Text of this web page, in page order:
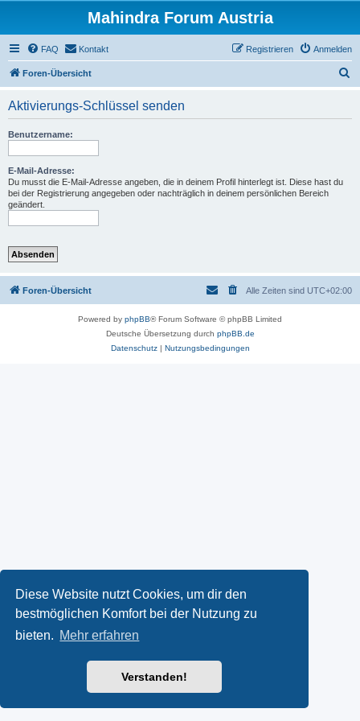
Diese Website nutzt Cookies, um dir den
bestmöglichen Komfort bei der Nutzung zu
bieten. Mehr erfahren
Verstanden!
Mahindra Forum Austria
FAQ Kontakt Anmelden
Registrieren
Foren-Übersicht
Aktivierungs-Schlüssel senden
Benutzername:
E-Mail-Adresse:
Du musst die E-Mail-Adresse angeben, die in deinem Profil hinterlegt ist. Diese hast du
bei der Registrierung angegeben oder nachträglich in deinem persönlichen Bereich
geändert.
Foren-Übersicht Alle Zeiten sind UTC+02:00
Powered by phpBB® Forum Software © phpBB Limited
Deutsche Übersetzung durch phpBB.de
Datenschutz| Nutzungsbedingungen